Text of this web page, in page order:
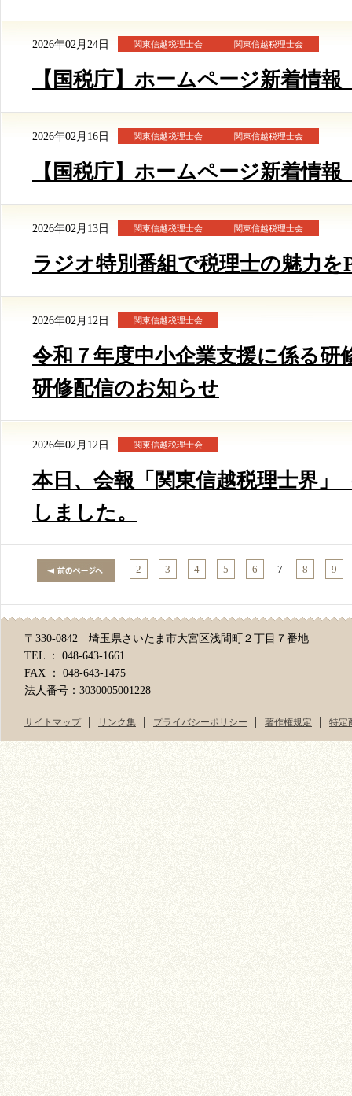
2026年02月24日 関東信越税理士会 関東信越税理士会
【国税庁】ホームページ新着情報
2026年02月16日 関東信越税理士会 関東信越税理士会
【国税庁】ホームページ新着情報
2026年02月13日 関東信越税理士会 関東信越税理士会
ラジオ特別番組で税理士の魅力を
2026年02月12日 関東信越税理士会
令和７年度中小企業支援に係る研
研修配信のお知らせ
2026年02月12日 関東信越税理士会
本日、会報「関東信越税理士界」
しました。
2 3 4 5 6 7 8 9
〒330-0842 埼玉県さいたま市大宮区浅間町２丁目７番地
TEL ： 048-643-1661
FAX ： 048-643-1475
法人番号：3030005001228
サイトマップ リンク集 プライバシーポリシー 著作権規定 特定